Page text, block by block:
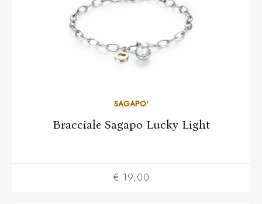
SAGAPO'
Bracciale Sagapo Lucky Light
€ 19,00